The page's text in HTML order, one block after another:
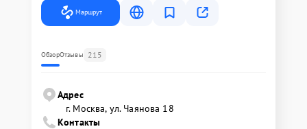
Маршрут
ОбзорОтзывы 215
Адрес
г. Москва, ул. Чаянова 18
Контакты